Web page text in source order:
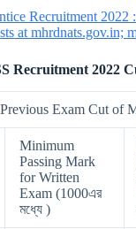
Recruitment 2022
at mhrdnats.gov.in;
Recruitment 2022
Exam Cut of
Minimum
Passing Mark
for Written
Exam (1000এর
মধ্যে )